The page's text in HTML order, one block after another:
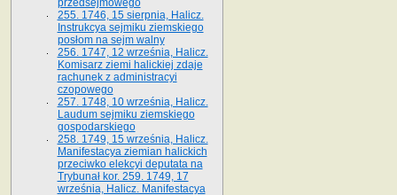
przedsejmowego
255. 1746, 15 sierpnia, Halicz.
Instrukcya sejmiku ziemskiego
posłom na sejm walny
256. 1747, 12 września, Halicz.
Komisarz ziemi halickiej zdaje
rachunek z administracyi
czopowego
257. 1748, 10 września, Halicz.
Laudum sejmiku ziemskiego
gospodarskiego
258. 1749, 15 września, Halicz.
Manifestacya ziemian halickich
przeciwko elekcyi deputata na
Trybunał kor. 259. 1749, 17
września, Halicz. Manifestacya